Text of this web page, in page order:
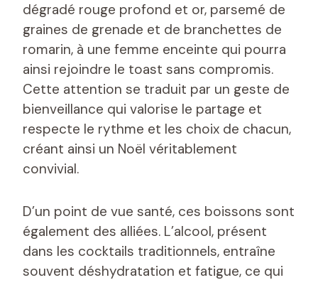
dégradé rouge profond et or, parsemé de
graines de grenade et de branchettes de
romarin, à une femme enceinte qui pourra
ainsi rejoindre le toast sans compromis.
Cette attention se traduit par un geste de
bienveillance qui valorise le partage et
respecte le rythme et les choix de chacun,
créant ainsi un Noël véritablement
convivial.
D’un point de vue santé, ces boissons sont
également des alliées. L’alcool, présent
dans les cocktails traditionnels, entraîne
souvent déshydratation et fatigue, ce qui